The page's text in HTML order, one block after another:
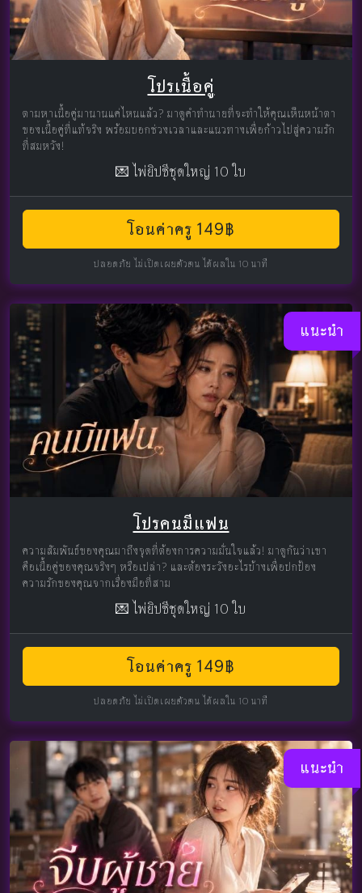
โปรเนื้อคู่
ตามหาเนื้อคู่มานานแค่ไหนแล้ว? มาดูคำทำนายที่จะทำให้คุณเห็นหน้าตา
ของเนื้อคู่ที่แท้จริง พร้อมบอกช่วงเวลาและแนวทางเพื่อก้าวไปสู่ความรัก
ที่สมหวัง!
💌 ไพ่ยิปซีชุดใหญ่ 10 ใบ
โอนค่าครู 149฿
ปลอดภัย ไม่เปิดเผยตัวตน ได้ผลใน 10 นาที
แนะนำ
โปรคนมีแฟน
ความสัมพันธ์ของคุณมาถึงจุดที่ต้องการความมั่นใจแล้ว! มาดูกันว่าเขา
คือเนื้อคู่ของคุณจริงๆ หรือเปล่า? และต้องระวังอะไรบ้างเพื่อปกป้อง
ความรักของคุณจากเรื่องมือที่สาม
💌 ไพ่ยิปซีชุดใหญ่ 10 ใบ
โอนค่าครู 149฿
ปลอดภัย ไม่เปิดเผยตัวตน ได้ผลใน 10 นาที
แนะนำ